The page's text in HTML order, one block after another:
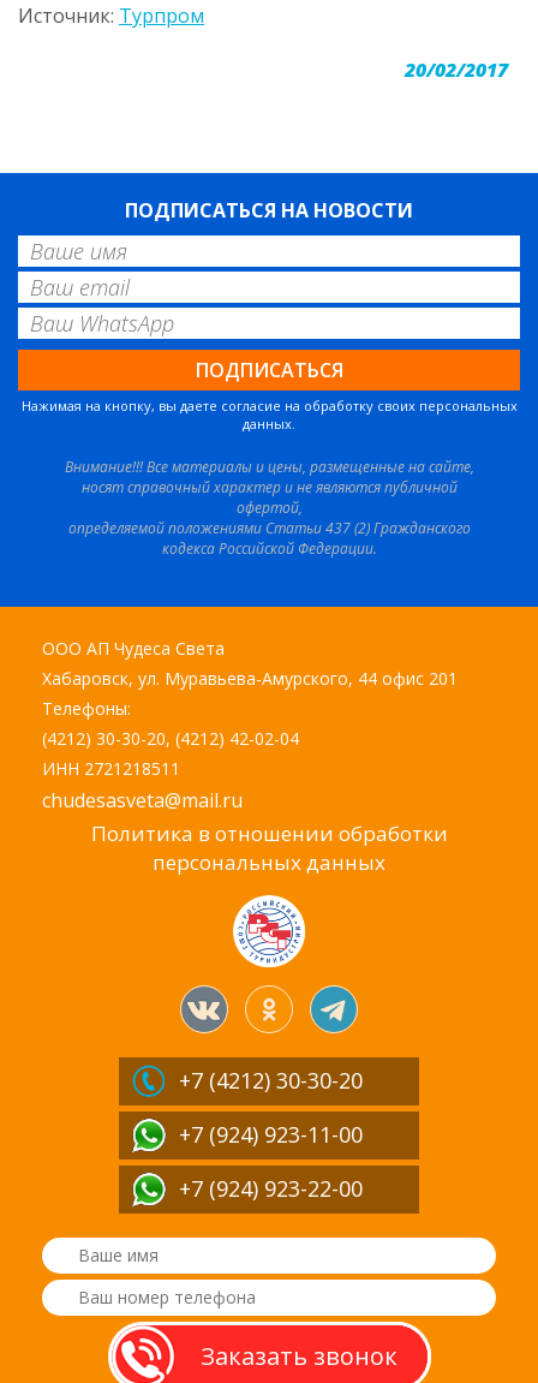
Источник: Турпром
20/02/2017
ПОДПИСАТЬСЯ НА НОВОСТИ
Нажимая на кнопку, вы даете согласие на обработку своих персональных
данных.
Внимание!!! Все материалы и цены, размещенные на сайте,
носят справочный характер и не являются публичной
офертой,
определяемой положениями Статьи 437 (2) Гражданского
кодекса Российской Федерации.
ООО АП Чудеса Света
Хабаровск, ул. Муравьева-Амурского, 44 офис 201
Телефоны:
(4212) 30-30-20, (4212) 42-02-04
ИНН 2721218511
chudesasveta@mail.ru
Политика в отношении обработки
персональных данных
+7 (4212) 30-30-20
+7 (924) 923-11-00
+7 (924) 923-22-00